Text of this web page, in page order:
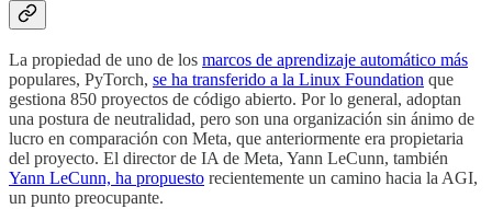
La propiedad de uno de los marcos de aprendizaje automático más
populares, PyTorch, se ha transferido a la Linux Foundation que
gestiona 850 proyectos de código abierto. Por lo general, adoptan
una postura de neutralidad, pero son una organización sin ánimo de
lucro en comparación con Meta, que anteriormente era propietaria
del proyecto. El director de IA de Meta, Yann LeCunn, también
Yann LeCunn, ha propuesto recientemente un camino hacia la AGI,
un punto preocupante.